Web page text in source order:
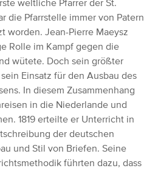
weltliche Pfarrer der St.
die Pfarrstelle immer von Patern
worden. Jean-Pierre Maeysz
Rolle im Kampf gegen die
wütete. Doch sein größter
Einsatz für den Ausbau des
In diesem Zusammenhang
in die Niederlande und
1819 erteilte er Unterricht in
der deutschen
und Stil von Briefen. Seine
führten dazu, dass